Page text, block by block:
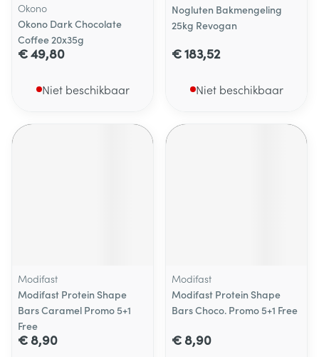
Okono
Okono Dark Chocolate
Coffee 20x35g
€ 49,80
Niet beschikbaar
Nogluten Bakmengeling
25kg Revogan
€ 183,52
Niet beschikbaar
Modifast
Modifast Protein Shape
Bars Caramel Promo 5+1
Free
€ 8,90
Modifast
Modifast Protein Shape
Bars Choco. Promo 5+1 Free
€ 8,90